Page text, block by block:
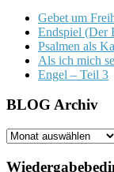
Gebet um
Endspiel (Der
Psalmen als
Als ich mich
Engel – Teil 3
BLOG Archiv
BLOG